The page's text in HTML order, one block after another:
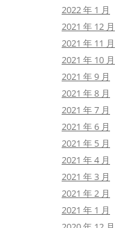
2022 年 1 月
2021 年 12 月
2021 年 11 月
2021 年 10 月
2021 年 9 月
2021 年 8 月
2021 年 7 月
2021 年 6 月
2021 年 5 月
2021 年 4 月
2021 年 3 月
2021 年 2 月
2021 年 1 月